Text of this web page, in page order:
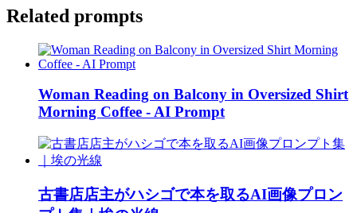
Related prompts
Woman Reading on Balcony in Oversized Shirt
Morning Coffee - AI Prompt
古書店店主がハシゴで本を取るAI画像プロン